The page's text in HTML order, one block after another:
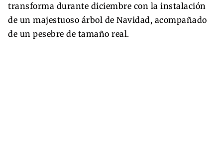
transforma durante diciembre con la instalación
de un majestuoso árbol de Navidad, acompañado
de un pesebre de tamaño real.